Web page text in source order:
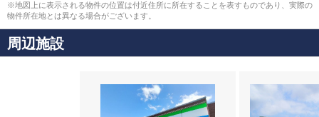
※地図上に表示される物件の位置は付近住所に所在することを表すものであり、実際の
物件所在地とは異なる場合がございます。
周辺施設